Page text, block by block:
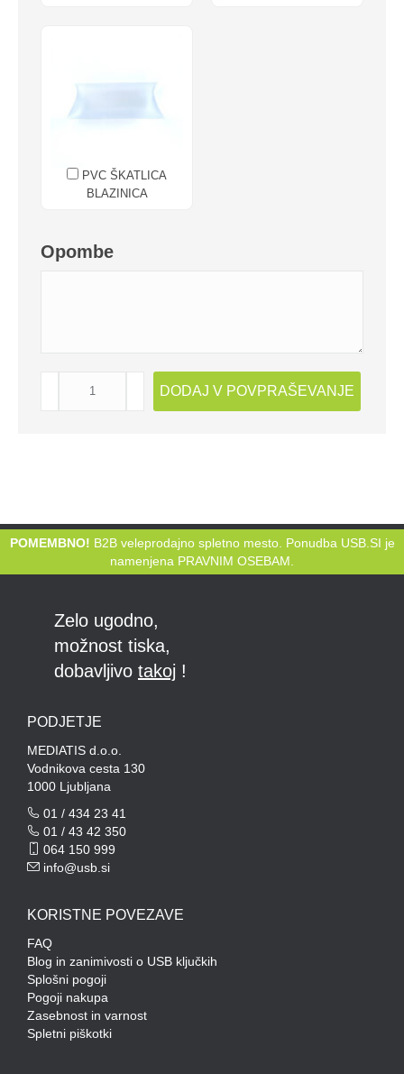
PVC ŠKATLICA
BLAZINICA
Opombe
DODAJ V POVPRAŠEVANJE
POMEMBNO! B2B veleprodajno spletno mesto. Ponudba USB.SI je
namenjena PRAVNIM OSEBAM.
Zelo ugodno,
možnost tiska,
dobavljivo takoj !
PODJETJE
MEDIATIS d.o.o.
Vodnikova cesta 130
1000 Ljubljana
01 / 434 23 41
01 / 43 42 350
064 150 999
info@usb.si
KORISTNE POVEZAVE
FAQ
Blog in zanimivosti o USB ključkih
Splošni pogoji
Pogoji nakupa
Zasebnost in varnost
Spletni piškotki